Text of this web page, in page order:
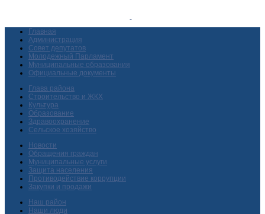
Главная
Администрация
Совет депутатов
Молодежный Парламент
Муниципальные образования
Официальные документы
Глава района
Строительство и ЖКХ
Культура
Образование
Здравоохранение
Сельское хозяйство
Новости
Обращения граждан
Муниципальные услуги
Защита населения
Противодействие коррупции
Закупки и продажи
Наш район
Наши люди